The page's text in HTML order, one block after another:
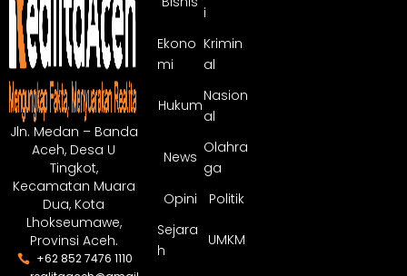
Jln. Medan – Banda
Aceh, Desa U
Tingkot,
Kecamatan Muara
Dua, Kota
Lhokseumawe,
Provinsi Aceh.
+62 852 7476 1110
i
Ekono
mi
Krimin
al
Hukum
Nasion
al
News
Olahra
ga
Opini
Politik
Sejara
h
UMKM